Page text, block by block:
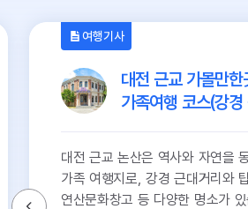
여행기사
대전 근교 가볼만
가족여행 코스(강경
강경구락부, 근대역
강경해물칼국수, 탑
연산문화창고
대전 근교 논산은 역사와 자연을
가족 여행지로, 강경 근대거리와
연산문화창고 등 다양한 명소가